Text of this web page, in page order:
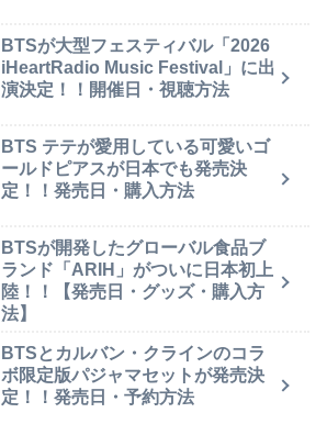
BTSが大型フェスティバル「2026
iHeartRadio Music Festival」に出
演決定！！開催日・視聴方法
BTS テテが愛用している可愛いゴ
ールドピアスが日本でも発売決
定！！発売日・購入方法
BTSが開発したグローバル食品ブ
ランド「ARIH」がついに日本初上
陸！！【発売日・グッズ・購入方
法】
BTSとカルバン・クラインのコラ
ボ限定版パジャマセットが発売決
定！！発売日・予約方法